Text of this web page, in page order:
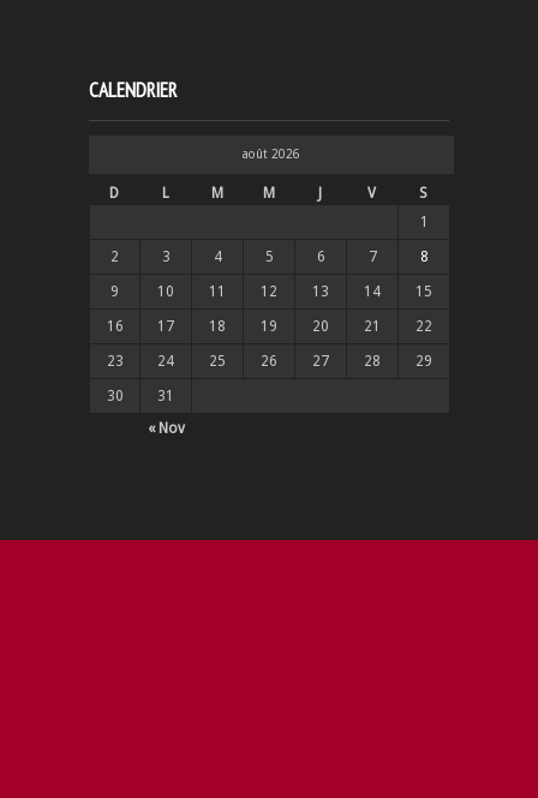
CALENDRIER
août 2026
D L M M V S
« Nov
1
2 3 4 5 6 7 8
9 10 11 12 13 14 15
16 17 18 19 20 21 22
23 24 25 26 27 28 29
30 31